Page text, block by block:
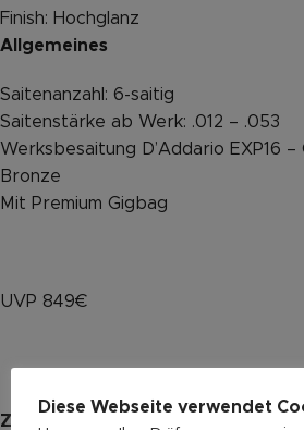
Finish: Hochglanz
Allgemeines
Saitenanzahl: 6-saitig
Saitenstärke ab Werk: .012 – .053
Werksbesaitung D’Addario EXP16
Bronze
Mit Premium Gigbag
UVP 849€
Zusätzliche Informationen
Diese Webseite verwendet